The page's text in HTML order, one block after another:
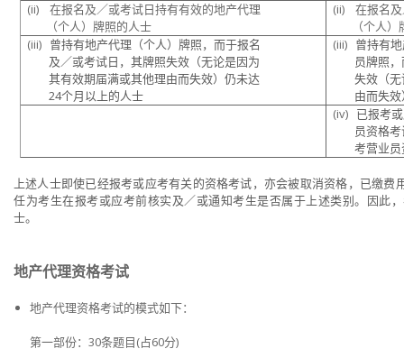
(ii)在报名及／或考试日持有有效的地产代理
（个人）牌照的人士
(ii)在报名
（个人）
(iii) 曾持有地产代理（个人）牌照，而于报名
及／或考试日，其牌照失效（无论是因为
其有效期届满或其他理由而失效）仍未达
24个月以上的人士
(iii) 曾持有
员牌照，
失效（无
由而失效
(iv) 已报考
员资格考
考营业
上述人士即使已经报考或应考有关的资格考试，亦会被取消资格，已缴
任为考生在报考或应考前核实及／或通知考生是否属于上述类别。因此
士。
地产代理资格考试
地产代理资格考试的模式如下：
第一部份：30条题目(占60分)